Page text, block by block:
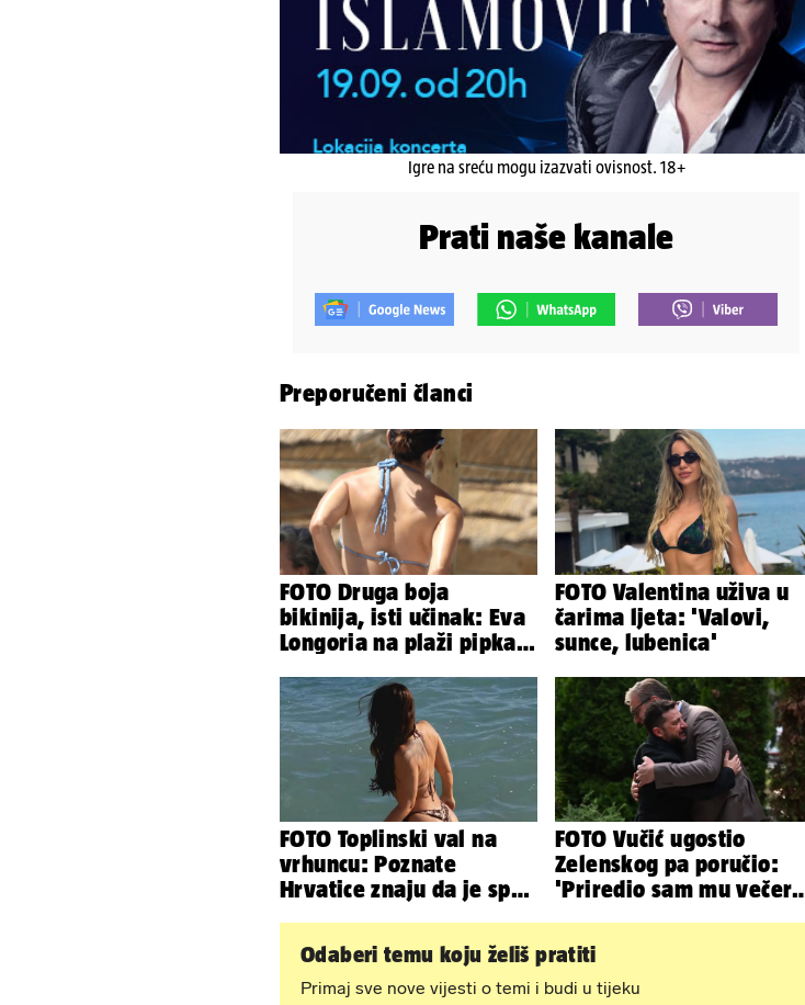
Igre na sreću mogu izazvati ovisnost. 18+
Prati naše kanale
Preporučeni članci
FOTO Druga boja
bikinija, isti učinak: Eva
Longoria na plaži pipkala
FOTO Valentina uživa u
čarima ljeta: 'Valovi,
sunce, lubenica'
FOTO Toplinski val na
vrhuncu: Poznate
Hrvatice znaju da je spas
FOTO Vučić ugostio
Zelenskog pa poručio:
'Priredio sam mu večeru
Odaberi temu koju želiš pratiti
Primaj sve nove vijesti o temi i budi u tijeku